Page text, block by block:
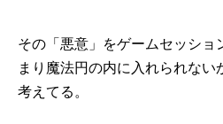
その「悪意」をゲームセッショ
まり魔法円の内に入れられない
考えてる。